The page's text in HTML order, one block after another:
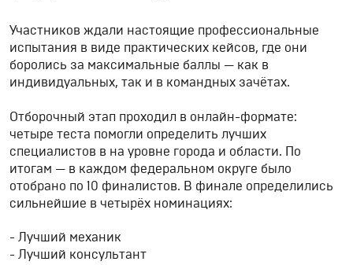
Участников ждали настоящие профессиональные
испытания в виде практических кейсов, где они
боролись за максимальные баллы — как в
индивидуальных, так и в командных зачётах.
Отборочный этап проходил в онлайн-формате:
четыре теста помогли определить лучших
специалистов в на уровне города и области. По
итогам — в каждом федеральном округе было
отобрано по 10 финалистов. В финале определились
сильнейшие в четырёх номинациях:
- Лучший механик
- Лучший консультант